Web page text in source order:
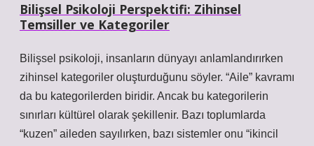
Bilişsel Psikoloji Perspektifi: Zihinsel
Temsiller ve Kategoriler
Bilişsel psikoloji, insanların dünyayı anlamlandırırken
zihinsel kategoriler oluşturduğunu söyler. “Aile” kavramı
da bu kategorilerden biridir. Ancak bu kategorilerin
sınırları kültürel olarak şekillenir. Bazı toplumlarda
“kuzen” aileden sayılırken, bazı sistemler onu “ikincil